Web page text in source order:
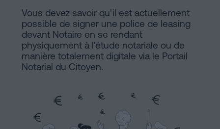
Avis
légal
Politique
Commercial
et
sociétés
Traiter
une
étapes
Vous devez savoir qu'il est actuellement
possible de signer une police de leasing
devant Notaire en se rendant
physiquement à l'étude notariale ou de
manière totalement digitale via le Portail
Notarial du Citoyen.